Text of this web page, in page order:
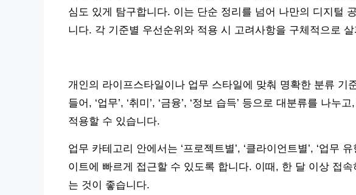
심도 있게 탐구합니다. 이는 단순 정리를 넘어 나만의 디지털
니다. 각 기준별 우선순위와 적용 시 고려사항을 구체적으로
개인의 라이프스타일이나 업무 스타일에 맞춰 명확한 분류 기
들어, ‘업무’, ‘취미’, ‘금융’, ‘정보 습득’ 등으로 대분류를 나
적용할 수 있습니다.
업무 카테고리 안에서는 ‘프로젝트별’, ‘클라이언트별’, ‘업무
이트에 빠르게 접근할 수 있도록 합니다. 이때, 한 달 이상 접
는 것이 좋습니다.